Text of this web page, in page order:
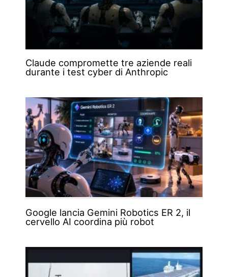
Claude compromette tre aziende reali
durante i test cyber di Anthropic
Google lancia Gemini Robotics ER 2, il
cervello AI coordina più robot